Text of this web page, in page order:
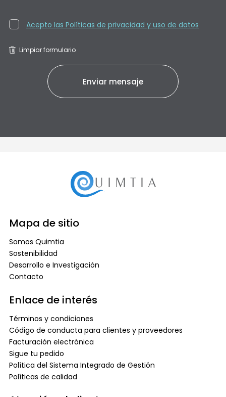
Acepto las Políticas de privacidad y uso de datos
Limpiar formulario
Mapa de sitio
Somos Quimtia
Sostenibilidad
Desarrollo e Investigación
Contacto
Enlace de interés
Términos y condiciones
Código de conducta para clientes y proveedores
Facturación electrónica
Sigue tu pedido
Política del Sistema Integrado de Gestión
Políticas de calidad